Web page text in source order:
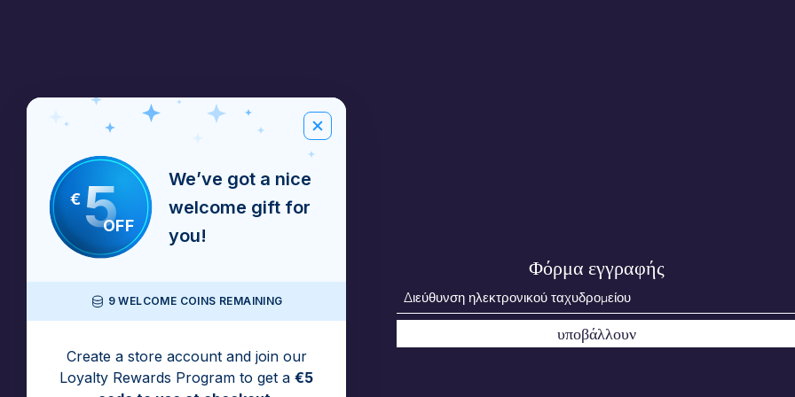
Φόρμα εγγραφής
υποβάλλουν
€5OFF
We’ve got a nice
welcome gift for
you!
9 WELCOME COINS REMAINING
Create a store account and join our
Loyalty Rewards Program to get a €5